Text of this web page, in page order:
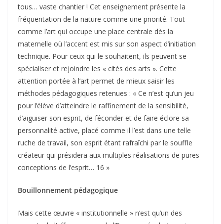
tous… vaste chantier ! Cet enseignement présente la
fréquentation de la nature comme une priorité. Tout
comme l’art qui occupe une place centrale dès la
maternelle où l’accent est mis sur son aspect d’initiation
technique. Pour ceux qui le souhaitent, ils peuvent se
spécialiser et rejoindre les « cités des arts ». Cette
attention portée à l’art permet de mieux saisir les
méthodes pédagogiques retenues : « Ce n’est qu’un jeu
pour l’élève d’atteindre le raffinement de la sensibilité,
d’aiguiser son esprit, de féconder et de faire éclore sa
personnalité active, placé comme il l’est dans une telle
ruche de travail, son esprit étant rafraîchi par le souffle
créateur qui présidera aux multiples réalisations de pures
conceptions de l’esprit… 16 »
Bouillonnement pédagogique
Mais cette œuvre « institutionnelle » n’est qu’un des